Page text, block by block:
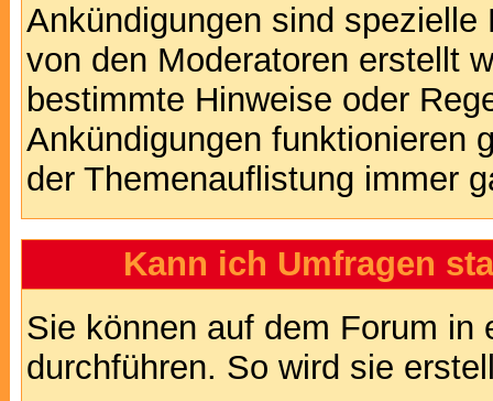
Ankündigungen sind
von den Moderatoren erstellt
bestimmte Hinweise oder
Ankündigungen funktionieren
der Themenauflistung immer
Kann ich Umfragen
Sie können auf dem Forum in
durchführen. So wird sie